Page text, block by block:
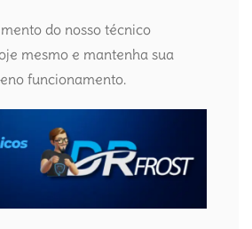
do nosso técnico
mesmo e mantenha sua
funcionamento.